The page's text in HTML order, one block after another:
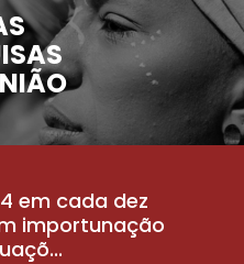
em cada dez
importunação